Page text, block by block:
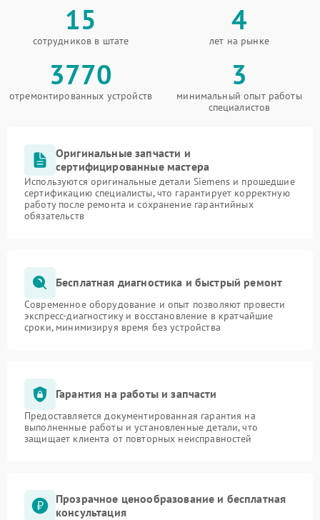
15
сотрудников в штате
4
лет на рынке
3770
отремонтированных устройств
3
минимальный опыт работы
специалистов
Оригинальные запчасти и
сертифицированные мастера
Используются оригинальные детали Siemens и прошедшие
сертификацию специалисты, что гарантирует корректную
работу после ремонта и сохранение гарантийных
обязательств
Бесплатная диагностика и быстрый ремонт
Современное оборудование и опыт позволяют провести
экспресс-диагностику и восстановление в кратчайшие
сроки, минимизируя время без устройства
Гарантия на работы и запчасти
Предоставляется документированная гарантия на
выполненные работы и установленные детали, что
защищает клиента от повторных неисправностей
Прозрачное ценообразование и бесплатная
консультация